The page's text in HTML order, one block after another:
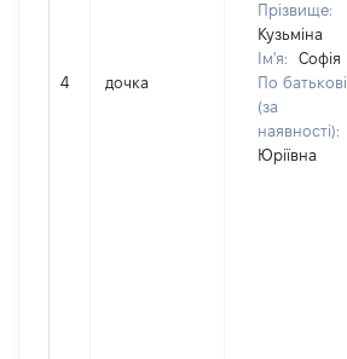
4 дочка
Прізвище:
Кузьміна
Ім'я:
Софія
По батькові
(за
наявності):
Юріївна